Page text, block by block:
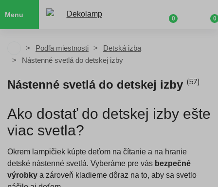
Menu
0 0
Podľa miestnosti
Detská izba
Nástenné svetlá do detskej izby
Nástenné svetlá do detskej izby (57)
Ako dostať do detskej izby ešte
viac svetla?
Okrem lampičiek kúpte deťom na čítanie a na hranie
detské nástenné svetlá. Vyberáme pre vás bezpečné
výrobky a zároveň kladieme dôraz na to, aby sa svetlo